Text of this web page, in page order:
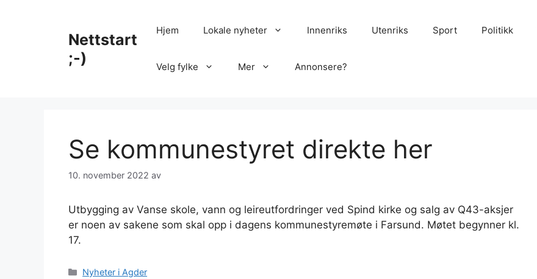
Nettstart
;-)
Hjem Lokale nyheter Innenriks Utenriks Sport Politikk
Velg fylke Mer Annonsere?
Se kommunestyret direkte her
10. november 2022 av
Utbygging av Vanse skole, vann og leireutfordringer ved Spind kirke og salg av Q43-aksjer
er noen av sakene som skal opp i dagens kommunestyremøte i Farsund. Møtet begynner kl.
17.
Kategorier
Nyheter i Agder